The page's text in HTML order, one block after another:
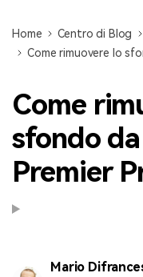
Home Centro di Blog
Come rimuovere lo
Come
sfondo
Premier
Mario